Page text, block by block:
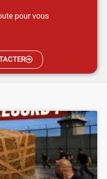
pour vous